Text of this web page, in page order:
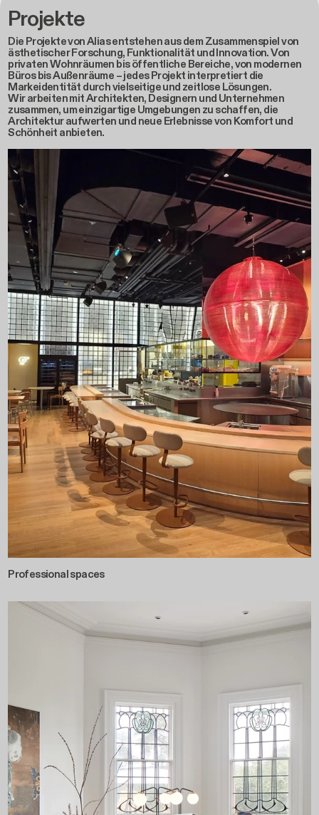
Projekte
Die Projekte von Alias entstehen aus dem Zusammenspiel von
ästhetischer Forschung, Funktionalität und Innovation. Von
privaten Wohnräumen bis öffentliche Bereiche, von modernen
Büros bis Außenräume – jedes Projekt interpretiert die
Markeidentität durch vielseitige und zeitlose Lösungen.
Wir arbeiten mit Architekten, Designern und Unternehmen
zusammen, um einzigartige Umgebungen zu schaffen, die
Architektur aufwerten und neue Erlebnisse von Komfort und
Schönheit anbieten.
Professional spaces